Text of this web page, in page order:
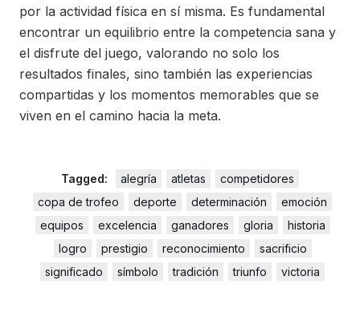
por la actividad física en sí misma. Es fundamental
encontrar un equilibrio entre la competencia sana y
el disfrute del juego, valorando no solo los
resultados finales, sino también las experiencias
compartidas y los momentos memorables que se
viven en el camino hacia la meta.
Tagged: alegría atletas
competidores
copa de trofeo
deporte determinación
emoción
equipos
excelencia ganadores gloria
historia
logro
prestigio reconocimiento
sacrificio
significado
símbolo tradición triunfo victoria